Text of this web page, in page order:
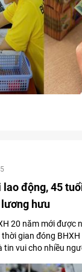
động, 45
hưu
20 năm mới được
gian đóng
tin vui cho nhiều